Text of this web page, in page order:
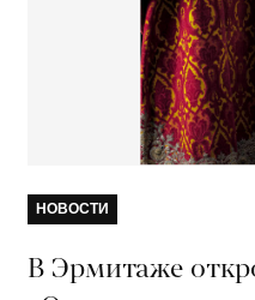
НОВОСТИ
В Эрмитаже